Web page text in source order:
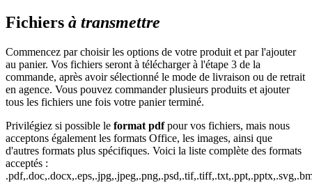
Fichiers à transmettre
Commencez par choisir les options de votre produit et par l'ajouter
au panier. Vos fichiers seront à télécharger à l'étape 3 de la
commande, après avoir sélectionné le mode de livraison ou de retrait
en agence. Vous pouvez commander plusieurs produits et ajouter
tous les fichiers une fois votre panier terminé.
Privilégiez si possible le format pdfpour vos fichiers, mais nous
acceptons également les formats Office, les images, ainsi que
d'autres formats plus spécifiques. Voici la liste complète des formats
acceptés :